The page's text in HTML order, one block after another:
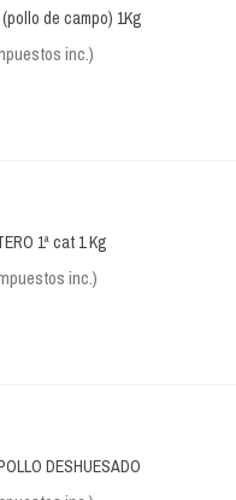
(pollo de campo) 1Kg
inc.)
1ª cat 1 Kg
inc.)
DESHUESADO